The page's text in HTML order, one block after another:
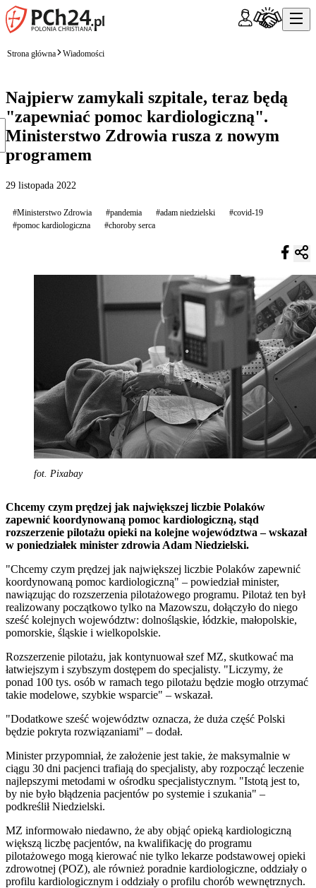
Strona główna Wiadomości
Najpierw zamykali szpitale, teraz będą
"zapewniać pomoc kardiologiczną".
Ministerstwo Zdrowia rusza z nowym
programem
29 listopada 2022
#Ministerstwo Zdrowia #pandemia #adam niedzielski
#covid-19
#pomoc kardiologiczna
#choroby serca
fot. Pixabay
Chcemy czym prędzej jak największej liczbie Polaków
zapewnić koordynowaną pomoc kardiologiczną, stąd
rozszerzenie pilotażu opieki na kolejne województwa – wskazał
w poniedziałek minister zdrowia Adam Niedzielski.
"Chcemy czym prędzej jak największej liczbie Polaków zapewnić
koordynowaną pomoc kardiologiczną" – powiedział minister,
nawiązując do rozszerzenia pilotażowego programu. Pilotaż ten był
realizowany początkowo tylko na Mazowszu, dołączyło do niego
sześć kolejnych województw: dolnośląskie, łódzkie, małopolskie,
pomorskie, śląskie i wielkopolskie.
Rozszerzenie pilotażu, jak kontynuował szef MZ, skutkować ma
łatwiejszym i szybszym dostępem do specjalisty. "Liczymy, że
ponad 100 tys. osób w ramach tego pilotażu będzie mogło otrzymać
takie modelowe, szybkie wsparcie" – wskazał.
"Dodatkowe sześć województw oznacza, że duża część Polski
będzie pokryta rozwiązaniami" – dodał.
Minister przypomniał, że założenie jest takie, że maksymalnie w
ciągu 30 dni pacjenci trafiają do specjalisty, aby rozpocząć leczenie
najlepszymi metodami w ośrodku specjalistycznym. "Istotą jest to,
by nie było błądzenia pacjentów po systemie i szukania" –
podkreślił Niedzielski.
MZ informowało niedawno, że aby objąć opieką kardiologiczną
większą liczbę pacjentów, na kwalifikację do programu
pilotażowego mogą kierować nie tylko lekarze podstawowej opieki
zdrowotnej (POZ), ale również poradnie kardiologiczne, oddziały o
profilu kardiologicznym i oddziały o profilu chorób wewnętrznych.